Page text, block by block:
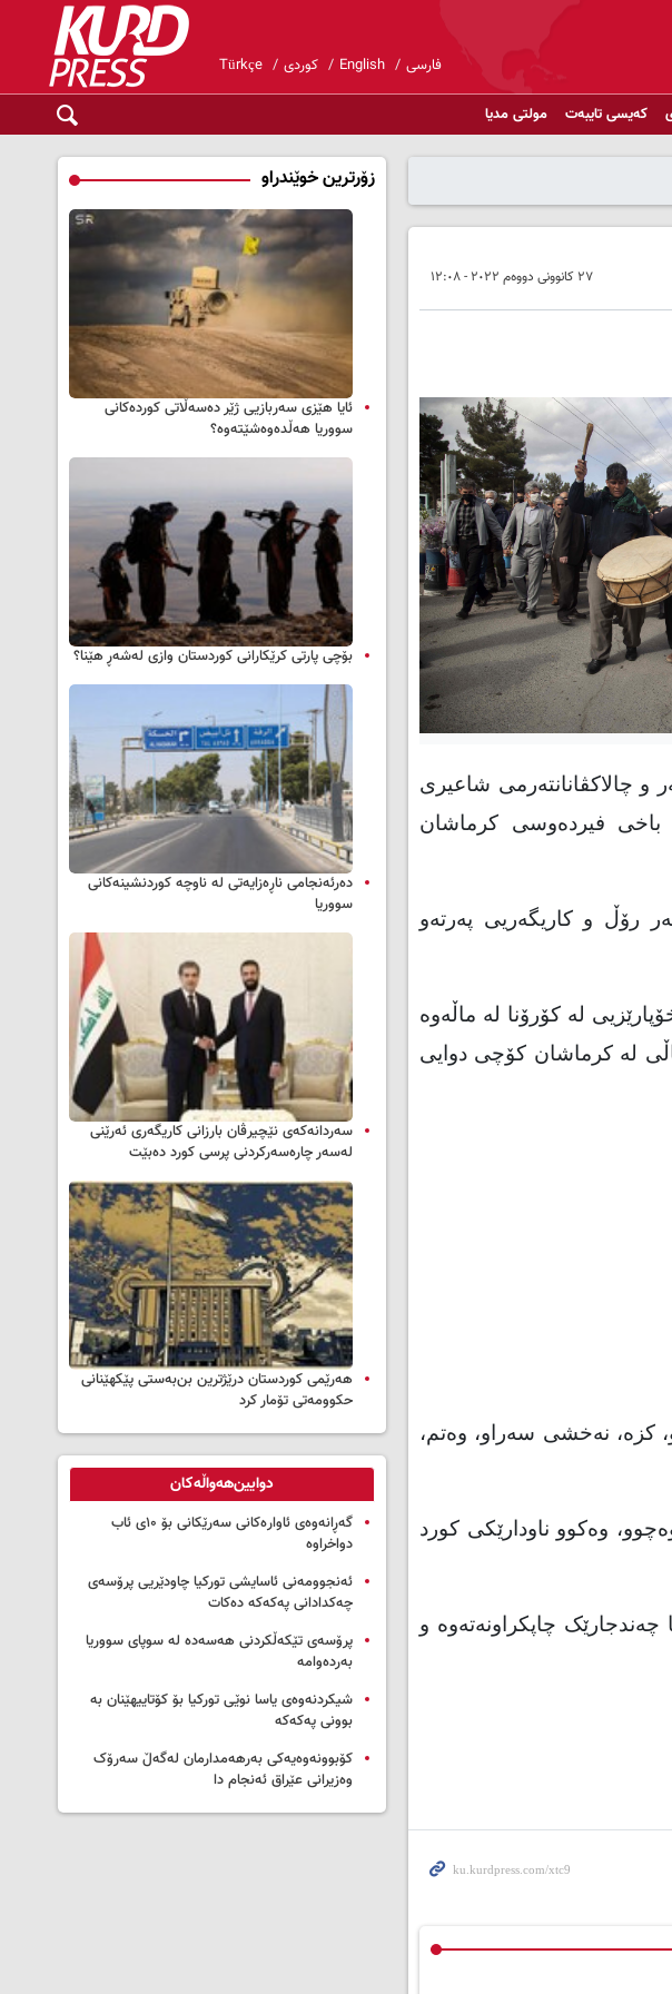
فارسی English کوردی Türkçe
کەیسی تایبەت مولتی مدیا
٢٧ کانوونی دووەم ٢٠٢٢ - ١٢:٠٨
و چالاکڤانانتەرمی شاعیری
باخی فیردەوسی کرماشان
رۆڵ و کاریگەریی پەرتەو
لە کۆرۆنا لە ماڵەوە
پەرتەو کرماشانی رۆژی سێشەممەی ئەم هەفتەیە لە تەمەنی 91 ساڵی لە کرماشان کۆچی دوایی
کزە، نەخشی سەراو، وەتم،
وەکوو ناودارێکی کورد
چەندجارێک چاپکراونەتەوە و
زۆرترین خوێندراو
ئایا هێزی سەربازیی ژێر دەسەڵاتی کوردەکانی
سووریا هەڵدەوەشێتەوە؟
بۆچی پارتی کرێکارانی کوردستان وازی لەشەڕ هێنا؟
دەرئەنجامی ناڕەزایەتی لە ناوچە کوردنشینەکانی
سووریا
سه‌ردانه‌کەی نێچیرڤان بارزانی كاریگه‌ری ئه‌رێنی
له‌سه‌ر چاره‌سه‌ركردنی پرسی كورد ده‌بێت
هەرێمی کوردستان درێژترین بن‌بەستی پێکهێنانی
حکوومەتی تۆمار کرد
دوایین‌هەواڵەکان
گەڕانەوەی ئاوارەکانی سەرێکانی بۆ ۱۰ی ئاب
دواخراوە
ئەنجوومەنی ئاسایشی تورکیا چاودێریی پرۆسەی
چەکدادانی پەکەکە دەکات
پرۆسەی تێکەڵکردنی هەسەدە لە سوپای سووریا
بەردەوامە
شیکردنەوەی یاسا نوێی تورکیا بۆ کۆتاییهێنان بە
بوونی پەکەکە
کۆبوونەوەیەکی بەرهەمدارمان لەگەڵ سەرۆک
وەزیرانی عێراق ئەنجام دا